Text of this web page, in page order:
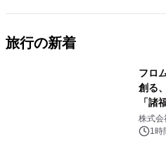
旅行の新着
フロ
創る
「諸
(日)
株式会
1時